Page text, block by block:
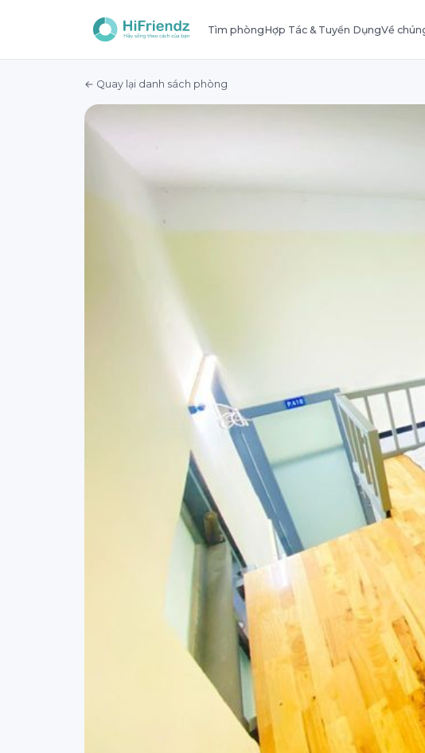
Tìm phòngHợp Tác & Tuyển DụngVề
← Quay lại danh sách phòng